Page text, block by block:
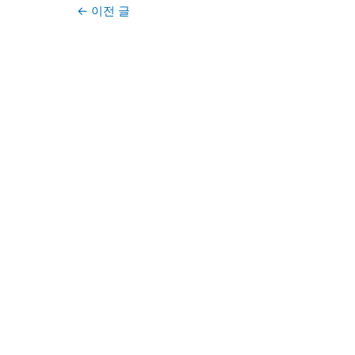
Post← 이전 글